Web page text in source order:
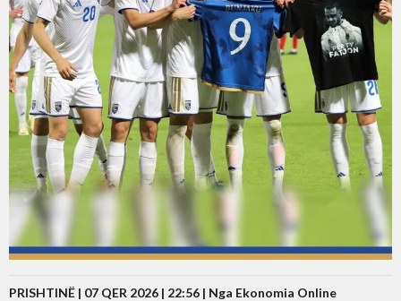
PRISHTINË | 07 QER 2026 | 22:56 | Nga Ekonomia Online